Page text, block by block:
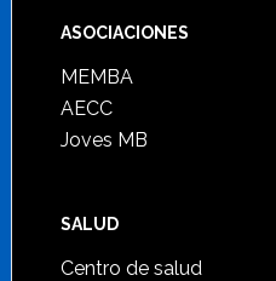
ASOCIACIONES
MEMBA
AECC
Joves MB
SALUD
Centro de salud